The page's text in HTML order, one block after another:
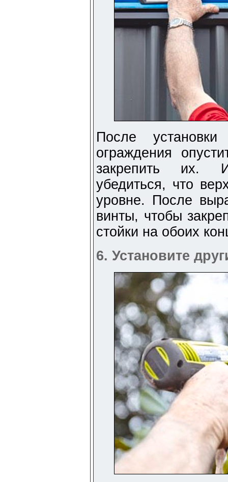
После
ограждения
закрепить их.
убедиться, что
уровне. После
винты, чтобы
стойки на обоих
6. Установите